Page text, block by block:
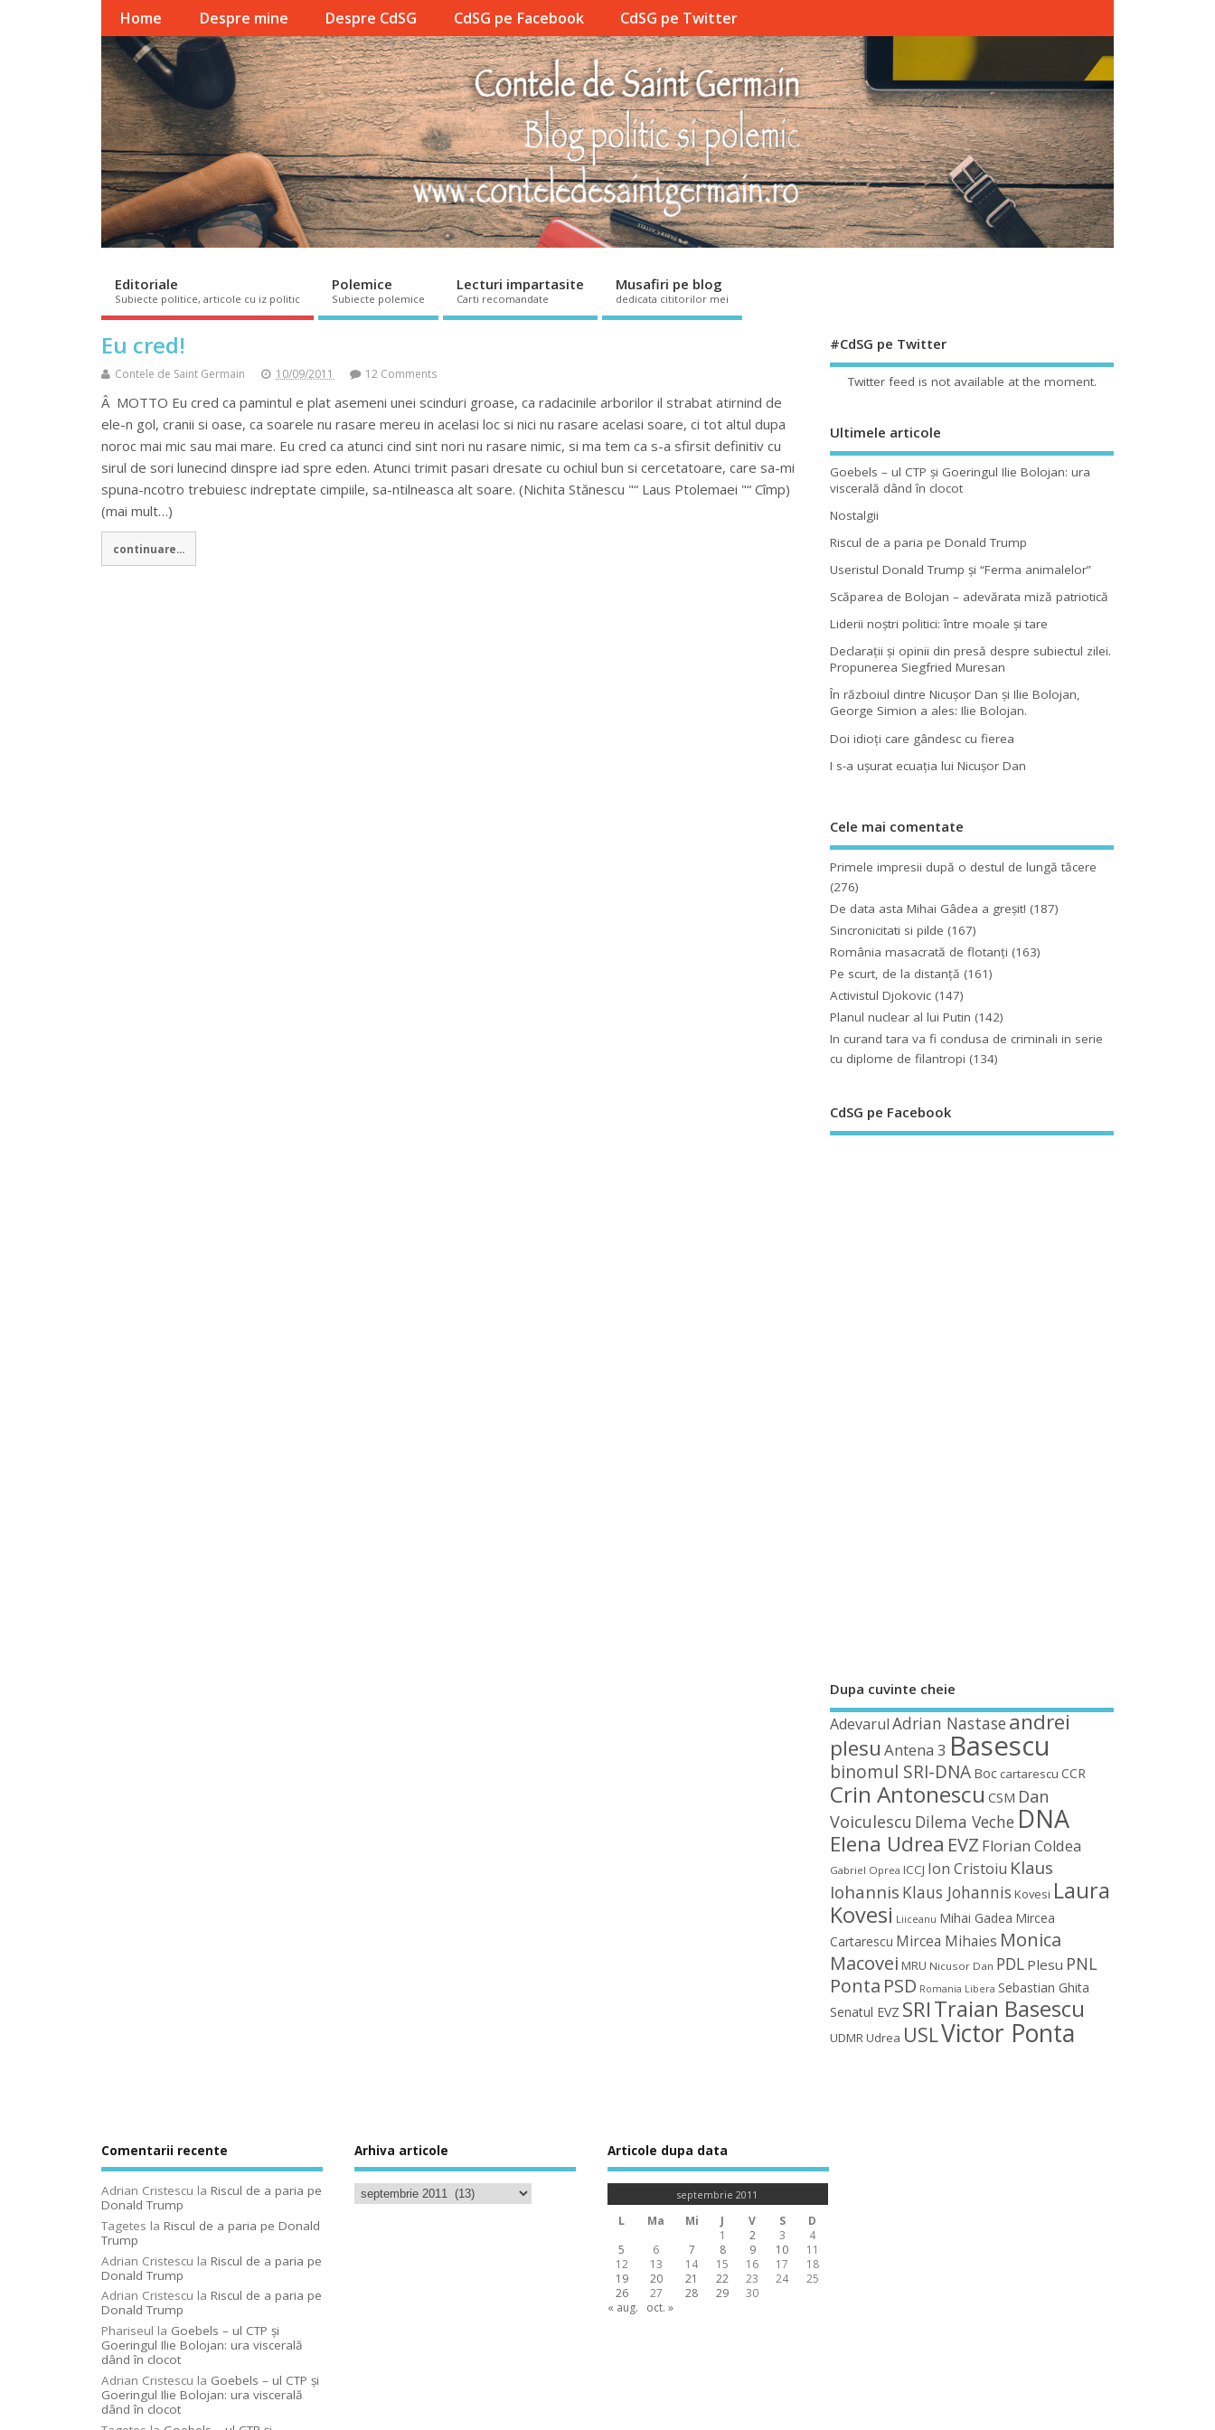
Home Despre mine Despre CdSG CdSG pe Facebook CdSG pe Twitter
Editoriale
Subiecte politice, articole cu iz politic
Polemice
Subiecte polemice
Lecturi impartasite
Carti recomandate
Musafiri pe blog
dedicata cititorilor mei
Eu cred!
Contele de Saint Germain 10/09/2011 12 Comments
Â MOTTO Eu cred ca pamintul e plat asemeni unei scinduri groase, ca radacinile arborilor il strabat atirnind de
ele-n gol, cranii si oase, ca soarele nu rasare mereu in acelasi loc si nici nu rasare acelasi soare, ci tot altul dupa
noroc mai mic sau mai mare. Eu cred ca atunci cind sint nori nu rasare nimic, si ma tem ca s-a sfirsit definitiv cu
sirul de sori lunecind dinspre iad spre eden. Atunci trimit pasari dresate cu ochiul bun si cercetatoare, care sa-mi
spuna-ncotro trebuiesc indreptate cimpiile, sa-ntilneasca alt soare. (Nichita Stănescu "“ Laus Ptolemaei "“ Cîmp)
(mai mult…)
continuare...
#CdSG pe Twitter
Twitter feed is not available at the moment.
Ultimele articole
Goebels – ul CTP şi Goeringul Ilie Bolojan: ura
viscerală dând în clocot
Nostalgii
Riscul de a paria pe Donald Trump
Useristul Donald Trump şi “Ferma animalelor”
Scăparea de Bolojan – adevărata miză patriotică
Liderii noştri politici: între moale şi tare
Declaraţii şi opinii din presă despre subiectul zilei.
Propunerea Siegfried Muresan
În războiul dintre Nicuşor Dan şi Ilie Bolojan,
George Simion a ales: Ilie Bolojan.
Doi idioţi care gândesc cu fierea
I s-a uşurat ecuaţia lui Nicuşor Dan
Cele mai comentate
Primele impresii după o destul de lungă tăcere
(276)
De data asta Mihai Gâdea a greşit! (187)
Sincronicitati si pilde (167)
România masacrată de flotanţi (163)
Pe scurt, de la distanță (161)
Activistul Djokovic (147)
Planul nuclear al lui Putin (142)
In curand tara va fi condusa de criminali in serie
cu diplome de filantropi (134)
CdSG pe Facebook
Dupa cuvinte cheie
Adevarul Adrian Nastaseandrei
plesu Antena 3 Basescu
binomul SRI-DNA Boc cartarescu CCR
Crin Antonescu CSM Dan
Voiculescu Dilema Veche DNA
Elena Udrea EVZ Florian Coldea
Gabriel Oprea ICCJ Ion Cristoiu Klaus
Iohannis Klaus Johannis Kovesi Laura
Kovesi Liiceanu Mihai Gadea Mircea
Cartarescu Mircea Mihaies Monica
Macovei MRU Nicusor Dan PDL Plesu PNL
Ponta PSD Romania Libera Sebastian Ghita
Senatul EVZ SRITraian Basescu
UDMRUdrea USLVictor Ponta
Comentarii recente
Adrian Cristescu la Riscul de a paria pe
Donald Trump
Tagetes la Riscul de a paria pe Donald
Trump
Adrian Cristescu la Riscul de a paria pe
Donald Trump
Adrian Cristescu la Riscul de a paria pe
Donald Trump
Phariseul la Goebels – ul CTP şi
Goeringul Ilie Bolojan: ura viscerală
dând în clocot
Adrian Cristescu la Goebels – ul CTP şi
Goeringul Ilie Bolojan: ura viscerală
dând în clocot
Arhiva articole Articole dupa data
septembrie 2011
L Ma Mi J V S
D
1
2 3
4
5
6 7 8 9 10
11
12
13 14 15 16 17
18
19
20 21 22 23 24
25
26
27 28 29
30
« aug.
oct. »